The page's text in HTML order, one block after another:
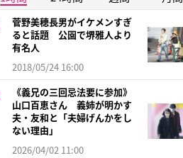
菅野美穂長男がイケメンすぎ
ると話題 公園で堺雅人より
有名人
2018/05/24 16:00
《義兄の三回忌法要に参加》
山口百恵さん 義姉が明かす
夫・友和と「夫婦げんかをし
ない理由」
2026/04/02 11:00